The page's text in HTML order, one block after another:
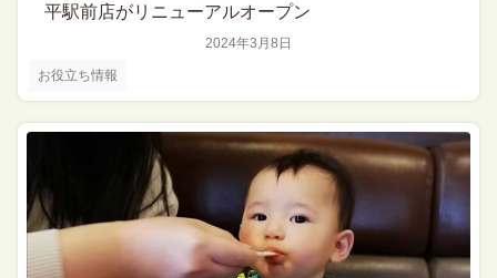
お役立ち情報
2024年3月8日
平駅前店がリニューアルオープン